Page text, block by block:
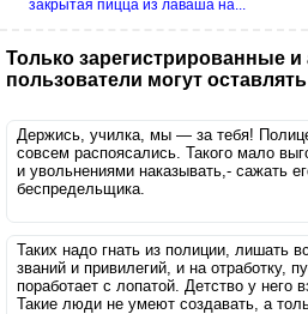
закрытая пицца из лаваша на...
Только зарегистрированные
пользователи могут
Держись, училка, мы — за тебя!
совсем распоясались. Такого мало
и увольнениями наказывать,- сажать
беспредельщика.
Таких надо гнать из полиции, лишать
званий и привилегий, и на отработку,
поработает с лопатой. Детство у него
Такие люди не умеют создавать, а